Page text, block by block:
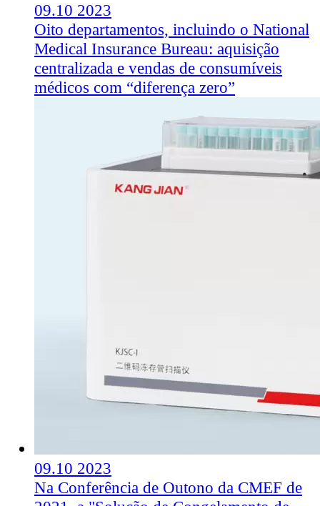
09.10 2023
Oito departamentos, incluindo o National
Medical Insurance Bureau: aquisição
centralizada e vendas de consumíveis
médicos com “diferença zero”
09.10 2023
Na Conferência de Outono da CMEF de